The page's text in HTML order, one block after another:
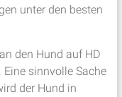
unter den besten
den Hund auf HD
sinnvolle Sache
der Hund in